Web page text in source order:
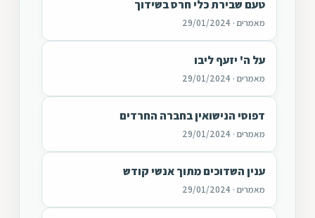
טעם שבירת כלי חרס בשידוך
מאמרים · 29/01/2024
על ה' יזעף ליבו
מאמרים · 29/01/2024
דפוסי הנישואין בחברה החרדים
מאמרים · 29/01/2024
ענין השדוכים מתוך אנשי קודש
מאמרים · 29/01/2024